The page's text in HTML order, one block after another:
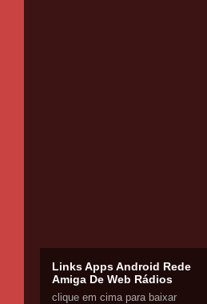
Links Apps Android Rede
Amiga De Web Rádios
clique em cima para baixar